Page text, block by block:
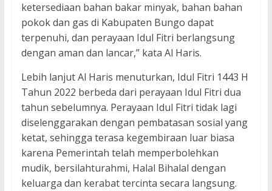
ketersediaan bahan bakar minyak, bahan bahan
pokok dan gas di Kabupaten Bungo dapat
terpenuhi, dan perayaan Idul Fitri berlangsung
dengan aman dan lancar,” kata Al Haris.
Lebih lanjut Al Haris menuturkan, Idul Fitri 1443 H
Tahun 2022 berbeda dari perayaan Idul Fitri dua
tahun sebelumnya. Perayaan Idul Fitri tidak lagi
diselenggarakan dengan pembatasan sosial yang
ketat, sehingga terasa kegembiraan luar biasa
karena Pemerintah telah memperbolehkan
mudik, bersilahturahmi, Halal Bihalal dengan
keluarga dan kerabat tercinta secara langsung.